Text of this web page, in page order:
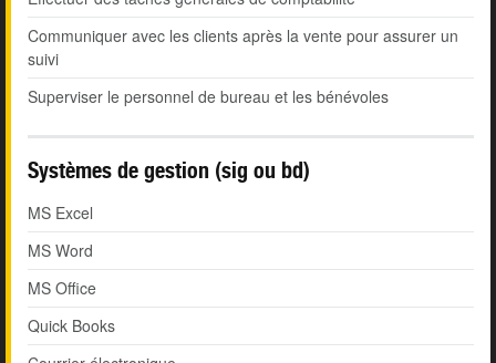
Communiquer avec les clients après la vente pour assurer un
suivi
Superviser le personnel de bureau et les bénévoles
Systèmes de gestion (sig ou bd)
MS Excel
MS Word
MS Office
Quick Books